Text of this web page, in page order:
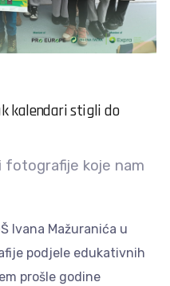
kalendari stigli do
fotografije koje nam
Ivana Mažuranića u
podjele edukativnih
prošle godine